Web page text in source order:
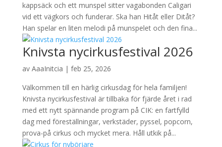
kappsäck och ett munspel sitter vagabonden Caligari
vid ett vägkors och funderar. Ska han Hitåt eller Ditåt?
Han spelar en liten melodi på munspelet och den fina...
Knivsta nycirkusfestival 2026
av AaaInitcia | feb 25, 2026
Välkommen till en härlig cirkusdag för hela familjen!
Knivsta nycirkusfestival är tillbaka för fjärde året i rad
med ett nytt spännande program på CIK: en fartfylld
dag med föreställningar, verkstäder, pyssel, popcorn,
prova-på cirkus och mycket mera. Håll utkik på...